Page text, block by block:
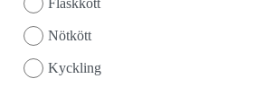
Fläskkött
Nötkött
Kyckling